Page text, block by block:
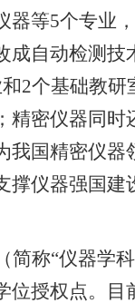
器等5个专业
成自动检测
2个基础教研
精密仪器同
我国精密仪
撑仪器强国建
简称“仪器学
位授权点。